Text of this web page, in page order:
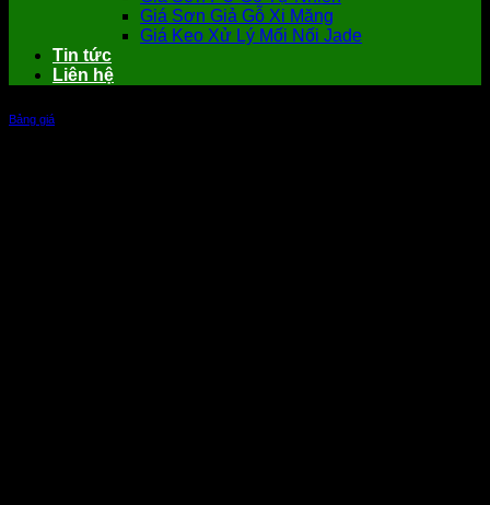
Giá Sơn Giả Gỗ Xi Măng
Giá Keo Xử Lý Mối Nối Jade
Tin tức
Liên hệ
Bảng giá